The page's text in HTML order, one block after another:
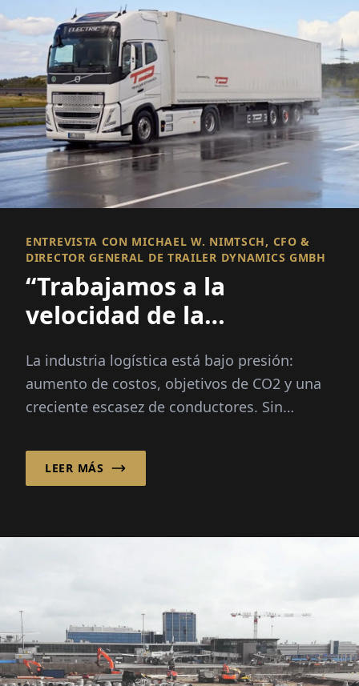
ENTREVISTA CON MICHAEL W. NIMTSCH, CFO &
DIRECTOR GENERAL DE TRAILER DYNAMICS GMBH
“Trabajamos a la
velocidad de la
Lamentablemente la
burocracia no”
La industria logística está bajo presión:
aumento de costos, objetivos de CO2 y una
creciente escasez de conductores. Sin
firmemente en un...
LEER MÁS